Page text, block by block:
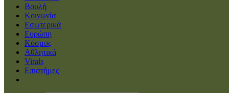
Βουλή
Κοινωνία
Εσωτερικά
Ευρώπη
Κόσμος
Αθλητικά
Virals
Επιστήμες